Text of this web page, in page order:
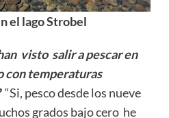
el lago Strobel
visto salir a pescar en
con temperaturas
“Si, pesco desde los nueve
grados bajo cero he